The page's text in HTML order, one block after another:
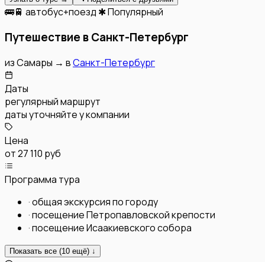
🚌🚆 автобус+поезд ✱ Популярный
Путешествие в Санкт-Петербург
изСамары → вСанкт-Петербург
Даты
регулярный маршрут
даты уточняйте у компании
Цена
от27 110 руб
Программа тура
·общая экскурсия по городу
·посещение Петропавловской крепости
·посещение Исаакиевского собора
Показать все (10 ещё) ↓